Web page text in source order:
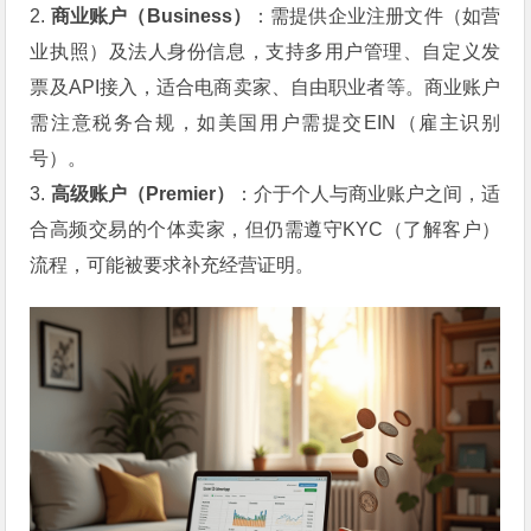
2. 商业账户（Business）
：需提供企业注册文件（如营
业执照）及法人身份信息，支持多用户管理、自定义发
票及API接入，适合电商卖家、自由职业者等。商业账户
需注意税务合规，如美国用户需提交EIN（雇主识别
号）。
3. 高级账户（Premier）
：介于个人与商业账户之间，适
合高频交易的个体卖家，但仍需遵守KYC（了解客户）
流程，可能被要求补充经营证明。